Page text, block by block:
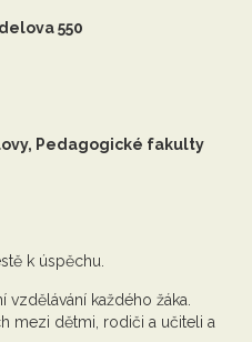
550
Pedagogické fakulty
k úspěchu.
každého žáka.
mezi dětmi, rodiči a učiteli a